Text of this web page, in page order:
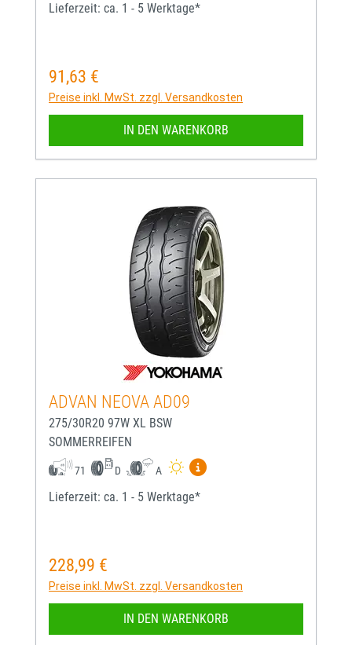
Lieferzeit: ca. 1 - 5 Werktage*
Regulärer Preis:
91,63 €
Preise inkl. MwSt. zzgl. Versandkosten
IN DEN WARENKORB
ADVAN NEOVA AD09
275/30R20 97W XL BSW
SOMMERREIFEN
71 D A
Mehr Informationen zum
Lieferzeit: ca. 1 - 5 Werktage*
Regulärer Preis:
228,99 €
Preise inkl. MwSt. zzgl. Versandkosten
IN DEN WARENKORB